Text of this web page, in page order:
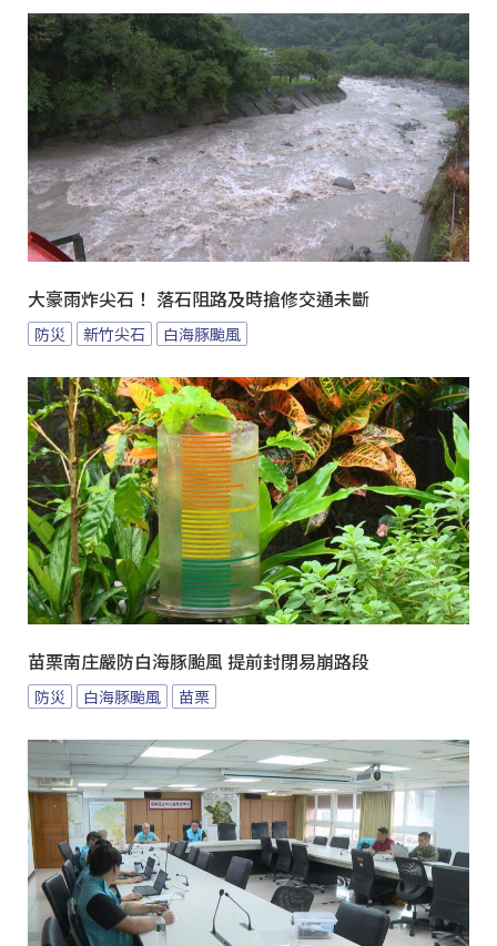
大豪雨炸尖石！ 落石阻路及時搶修交通未斷
防災 新竹尖石 白海豚颱風
苗栗南庄嚴防白海豚颱風 提前封閉易崩路段
防災 白海豚颱風 苗栗